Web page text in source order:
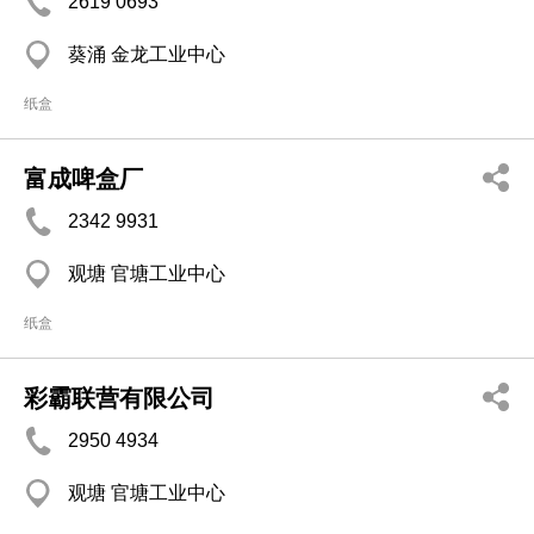
葵涌 金龙工业中心
纸盒
富成啤盒厂
2342 9931
观塘 官塘工业中心
纸盒
彩霸联营有限公司
2950 4934
观塘 官塘工业中心